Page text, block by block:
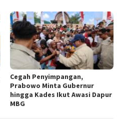
Cegah Penyimpangan,
Prabowo Minta Gubernur
hingga Kades Ikut Awasi Dapur
MBG